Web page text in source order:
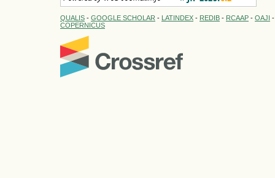
QUALIS - GOOGLE SCHOLAR - LATINDEX - REDIB - RCAAP - OAJI
COPERNICUS